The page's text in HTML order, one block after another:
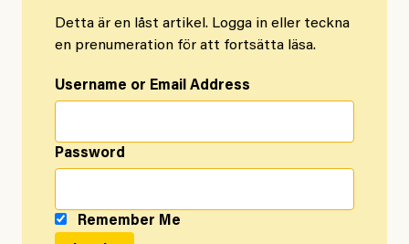
Detta är en låst artikel. Logga in eller teckna
en prenumeration för att fortsätta läsa.
Username or Email Address
Password
Remember Me